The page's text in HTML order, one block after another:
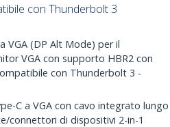
con Thunderbolt 3
VGA (DP Alt Mode) per il
VGA con supporto HBR2 con
con Thunderbolt 3 -
C a VGA con cavo integrato lungo
connettori di dispositivi 2-in-1